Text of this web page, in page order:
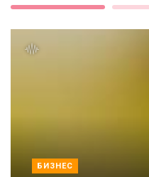
БИЗНЕС